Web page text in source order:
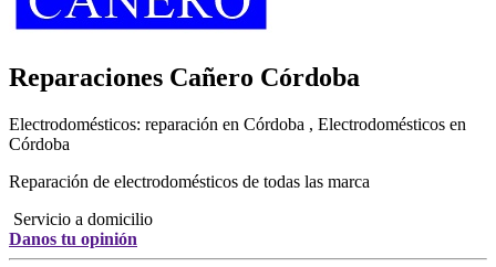
Reparaciones Cañero Córdoba
Electrodomésticos: reparación en Córdoba , Electrodomésticos en
Córdoba
Reparación de electrodomésticos de todas las marca
Servicio a domicilio
Danos tu opinión